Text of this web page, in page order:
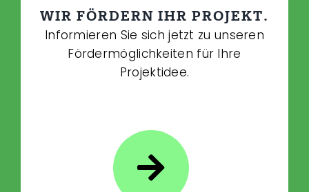
WIR FÖRDERN IHR PROJEKT.
Informieren Sie sich jetzt zu unseren
Fördermöglichkeiten für Ihre
Projektidee.